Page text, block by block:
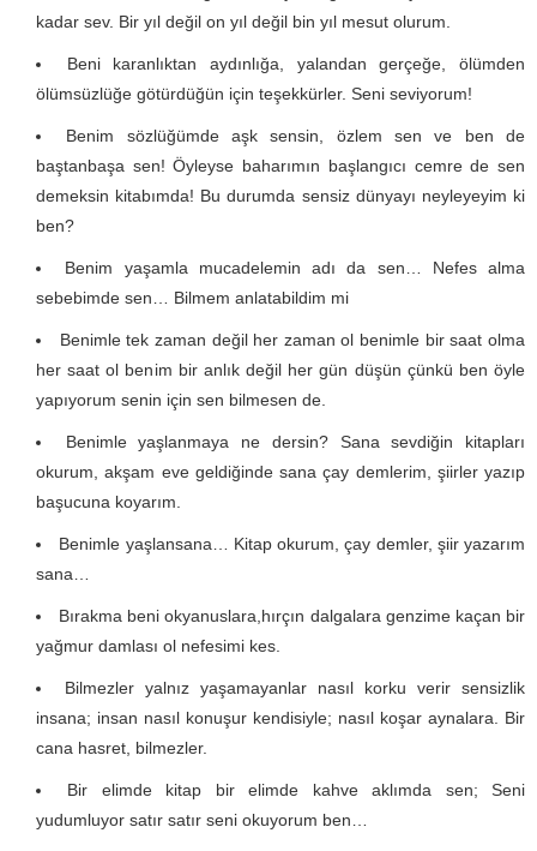
kadar sev. Bir yıl değil on yıl değil bin yıl mesut olurum.
Beni karanlıktan aydınlığa, yalandan gerçeğe, ölümden
ölümsüzlüğe götürdüğün için teşekkürler. Seni seviyorum!
Benim sözlüğümde aşk sensin, özlem sen ve ben de
baştanbaşa sen! Öyleyse baharımın başlangıcı cemre de sen
demeksin kitabımda! Bu durumda sensiz dünyayı neyleyeyim ki
ben?
Benim yaşamla mucadelemin adı da sen… Nefes alma
sebebimde sen… Bilmem anlatabildim mi
Benimle tek zaman değil her zaman ol benimle bir saat olma
her saat ol benim bir anlık değil her gün düşün çünkü ben öyle
yapıyorum senin için sen bilmesen de.
Benimle yaşlanmaya ne dersin? Sana sevdiğin kitapları
okurum, akşam eve geldiğinde sana çay demlerim, şiirler yazıp
başucuna koyarım.
Benimle yaşlansana… Kitap okurum, çay demler, şiir yazarım
sana…
Bırakma beni okyanuslara,hırçın dalgalara genzime kaçan bir
yağmur damlası ol nefesimi kes.
Bilmezler yalnız yaşamayanlar nasıl korku verir sensizlik
insana; insan nasıl konuşur kendisiyle; nasıl koşar aynalara. Bir
cana hasret, bilmezler.
Bir elimde kitap bir elimde kahve aklımda sen; Seni
yudumluyor satır satır seni okuyorum ben…